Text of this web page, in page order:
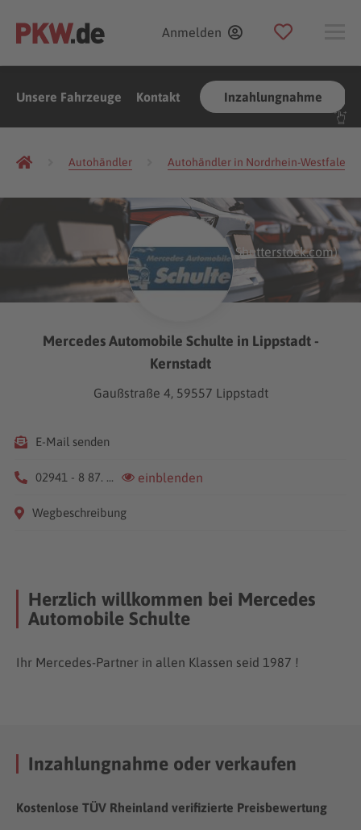
Anmelden
Unsere Fahrzeuge Kontakt Inzahlungnahme
Autohändler Autohändler in Nordrhein-Westfalen
(Foto:alexfan32/Shutterstock.com)
Mercedes Automobile Schulte in Lippstadt -
Kernstadt
Gaußstraße 4, 59557 Lippstadt
E-Mail senden
02941 - 8 87. ... einblenden
Wegbeschreibung
Herzlich willkommen bei Mercedes
Automobile Schulte
Ihr Mercedes-Partner in allen Klassen seid 1987 !
Inzahlungnahme oder verkaufen
Kostenlose TÜV Rheinland verifizierte Preisbewertung